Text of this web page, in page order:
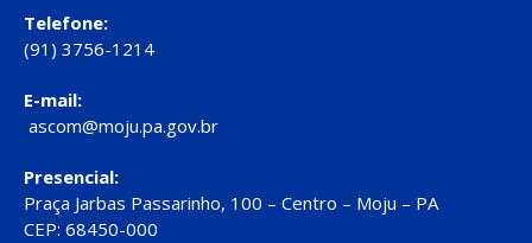
Telefone:
(91) 3756-1214
E-mail:
ascom@moju.pa.gov.br
Presencial:
Praça Jarbas Passarinho, 100 – Centro – Moju – PA
CEP: 68450-000